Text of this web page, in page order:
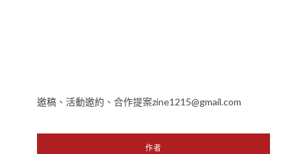
邀稿、活動邀約、合作提案zine1215@gmail.com
作者